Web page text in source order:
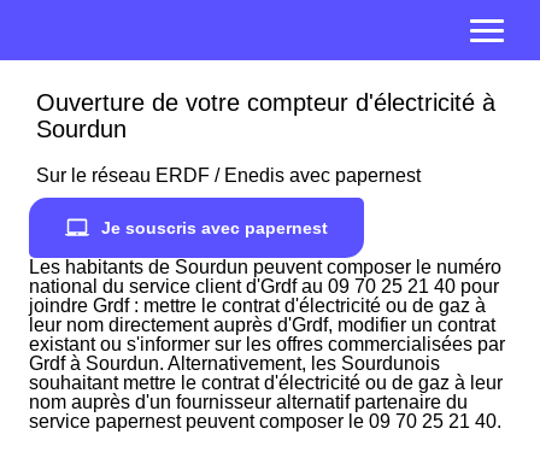
Ouverture de votre compteur d'électricité à
Sourdun
Sur le réseau ERDF / Enedis avec papernest
Je souscris avec papernest
Les habitants de Sourdun peuvent composer le numéro
national du service client d'Grdf au 09 70 25 21 40 pour
joindre Grdf : mettre le contrat d'électricité ou de gaz à
leur nom directement auprès d'Grdf, modifier un contrat
existant ou s'informer sur les offres commercialisées par
Grdf à Sourdun. Alternativement, les Sourdunois
souhaitant mettre le contrat d'électricité ou de gaz à leur
nom auprès d'un fournisseur alternatif partenaire du
service papernest peuvent composer le 09 70 25 21 40.